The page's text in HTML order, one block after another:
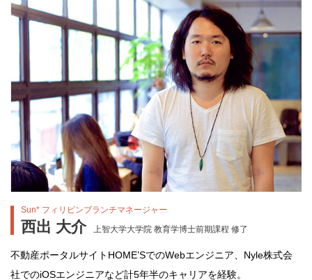
Sun* フィリピンブランチマネージャー
西出 大介 上智大学大学院 教育学博士前期課程 修了
不動産ポータルサイトHOME’SでのWebエンジニア、Nyle株式会
社でのiOSエンジニアなど計5年半のキャリアを経験。